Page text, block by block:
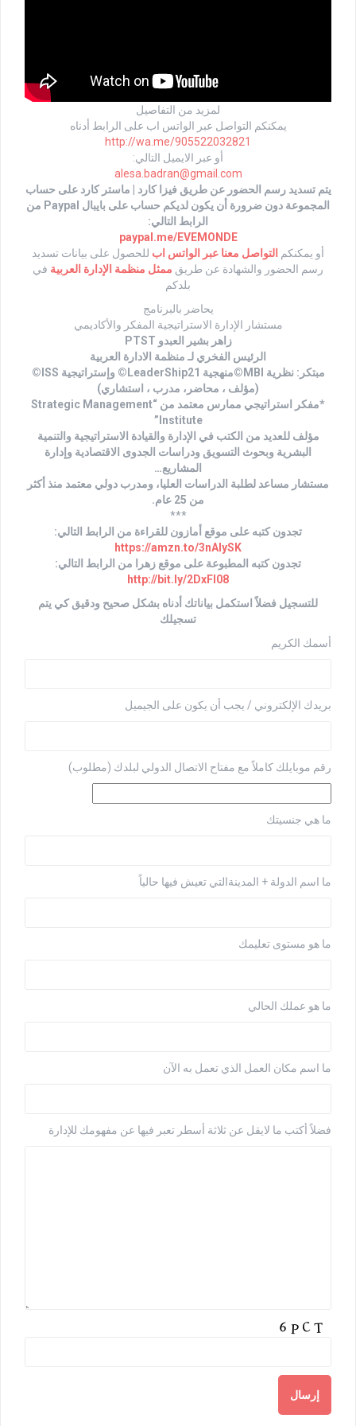
لمزيد من التفاصيل
يمكنكم التواصل عبر الواتس اب على الرابط أدناه
http://wa.me/905522032821
أو عبر الايميل التالي:
alesa.badran@gmail.com
يتم تسديد رسم الحضور عن طريق فيزا كارد | ماستر كارد على حساب
المجموعة دون ضرورة أن يكون لديكم حساب على بايبال Paypal من
الرابط التالي:
paypal.me/EVEMONDE
أو يمكنكم
التواصل معنا عبر الواتس اب للحصول على بيانات تسديد
رسم الحضور والشهادة عن طريق ممثل منظمة الإدارة العربيةفي
بلدكم
يحاضر بالبرنامج
مستشار الإدارة الاستراتيجية المفكر والأكاديمي
زاهر بشير العبدو PTST
الرئيس الفخري لـ منظمة الادارة العربية
مبتكر: نظرية MBI©منهجية LeaderShip21© وإستراتيجية ISS©
(مؤلف ، محاضر، مدرب ، استشاري)
*مفكر استراتيجي ممارس معتمد من “Strategic Management
Institute”
مؤلف للعديد من الكتب في الإدارة والقيادة الاستراتيجية والتنمية
البشرية وبحوث التسويق ودراسات الجدوى الاقتصادية وإدارة
المشاريع…
مستشار مساعد لطلبة الدراسات العليا، ومدرب دولي معتمد منذ أكثر
من 25 عام.
***
تجدون كتبه على موقع أمازون للقراءة من الرابط التالي:
https://amzn.to/3nAlySK
تجدون كتبه المطبوعة على موقع زهرا من الرابط التالي:
http://bit.ly/2DxFl08
للتسجيل فضلاً استكمل بياناتك أدناه بشكل صحيح ودقيق كي يتم
تسجيلك
أسمك الكريم
بريدك الإلكتروني / يجب أن يكون على الجيميل
رقم موبايلك كاملاً مع مفتاح الاتصال الدولي لبلدك (مطلوب)
ما هي جنسيتك
ما اسم الدولة + المدينةالتي تعيش فيها حالياً
ما هو مستوى تعليمك
ما هو عملك الحالي
ما اسم مكان العمل الذي تعمل به الآن
فضلاً أكتب ما لايقل عن ثلاثة أسطر تعبر فيها عن مفهومك للإدارة